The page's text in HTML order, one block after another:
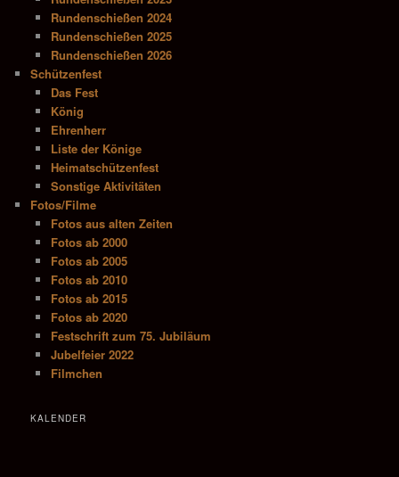
Rundenschießen 2024
Rundenschießen 2025
Rundenschießen 2026
Schützenfest
Das Fest
König
Ehrenherr
Liste der Könige
Heimatschützenfest
Sonstige Aktivitäten
Fotos/Filme
Fotos aus alten Zeiten
Fotos ab 2000
Fotos ab 2005
Fotos ab 2010
Fotos ab 2015
Fotos ab 2020
Festschrift zum 75. Jubiläum
Jubelfeier 2022
Filmchen
KALENDER